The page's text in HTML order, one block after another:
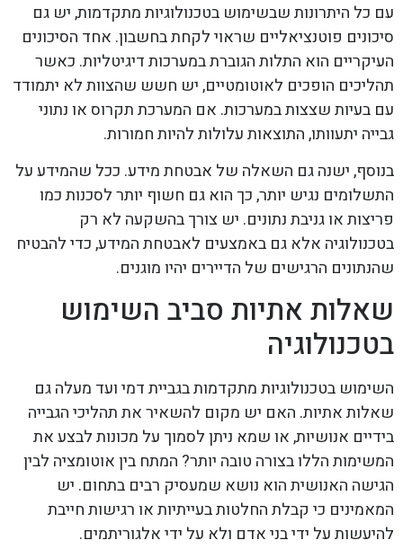
עם כל היתרונות שבשימוש בטכנולוגיות מתקדמות, יש גם
סיכונים פוטנציאליים שראוי לקחת בחשבון. אחד הסיכונים
העיקריים הוא התלות הגוברת במערכות דיגיטליות. כאשר
תהליכים הופכים לאוטומטיים, יש חשש שהצוות לא יתמודד
עם בעיות שצצות במערכות. אם המערכת תקרוס או נתוני
גבייה יתעוותו, התוצאות עלולות להיות חמורות.
בנוסף, ישנה גם השאלה של אבטחת מידע. ככל שהמידע על
התשלומים נגיש יותר, כך הוא גם חשוף יותר לסכנות כמו
פריצות או גניבת נתונים. יש צורך בהשקעה לא רק
בטכנולוגיה אלא גם באמצעים לאבטחת המידע, כדי להבטיח
שהנתונים הרגישים של הדיירים יהיו מוגנים.
שאלות אתיות סביב השימוש
בטכנולוגיה
השימוש בטכנולוגיות מתקדמות בגביית דמי ועד מעלה גם
שאלות אתיות. האם יש מקום להשאיר את תהליכי הגבייה
בידיים אנושיות, או שמא ניתן לסמוך על מכונות לבצע את
המשימות הללו בצורה טובה יותר? המתח בין אוטומציה לבין
הגישה האנושית הוא נושא שמעסיק רבים בתחום. יש
המאמינים כי קבלת החלטות בעייתיות או רגישות חייבת
להיעשות על ידי בני אדם ולא על ידי אלגוריתמים.